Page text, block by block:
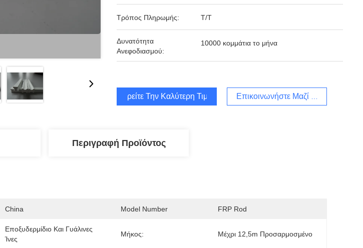
Τρόπος Πληρωμής: Τ/Τ
Δυνατότητα
Ανεφοδιασμού:
10000 κομμάτια το μήνα
Βρείτε Την Καλύτερη Τιμή Επικοινωνήστε Μαζί Μας
Περιγραφή Προϊόντος
China Model Number FRP Rod
Εποξυδερμίδιο Και Γυάλινες
Ίνες
Μήκος: Μέχρι 12,5m Προσαρμοσμένο